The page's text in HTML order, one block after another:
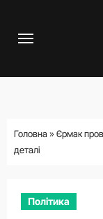
Головна » Єрмак
деталі
Політика